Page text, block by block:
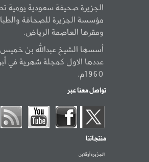
الجزيرة صحيفة سعودية يومية
مؤسسة الجزيرة للصحافة
ومقرها العاصمة الرياض.
أسسها الشيخ عبدالله بن
عددها الاول كمجلة شهرية في
1960م.
تواصل معنا عبر
منتجاتنا
الجزيرة أونلاين